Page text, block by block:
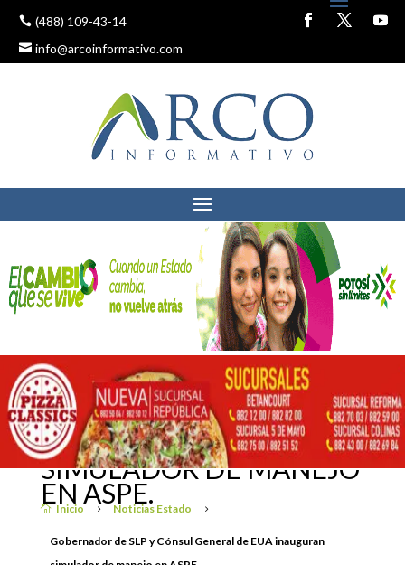
(488) 109-43-14
info@arcoinformativo.com
 Inicio 5 Noticias Estado 5
Gobernador de SLP y Cónsul General de EUA inauguran
GOBERNADOR DE SLP Y
CÓNSUL GENERAL DE
EUA INAUGURAN
SIMULADOR DE MANEJO
EN ASPE.
31 julio, 2019